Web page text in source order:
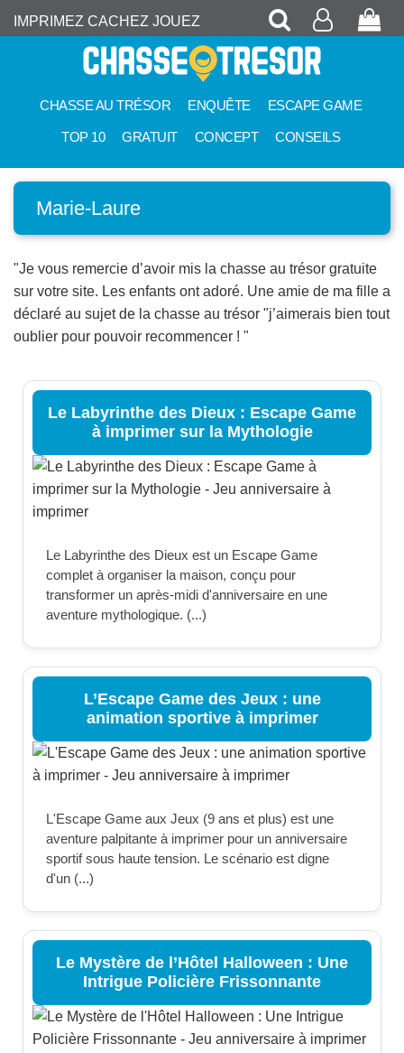
IMPRIMEZ CACHEZ JOUEZ Recherche
Mon
CHASSE AU TRÉSOR ENQUÊTE ESCAPE GAME
TOP 10 GRATUIT CONCEPT CONSEILS
Marie-Laure
"Je vous remercie d’avoir mis la chasse au trésor gratuite
sur votre site. Les enfants ont adoré. Une amie de ma fille a
déclaré au sujet de la chasse au trésor "j’aimerais bien tout
oublier pour pouvoir recommencer ! "
Le Labyrinthe des Dieux : Escape Game
à imprimer sur la Mythologie
Le Labyrinthe des Dieux est un Escape Game
complet à organiser la maison, conçu pour
transformer un après-midi d'anniversaire en une
aventure mythologique. (...)
L’Escape Game des Jeux : une
animation sportive à imprimer
L'Escape Game aux Jeux (9 ans et plus) est une
aventure palpitante à imprimer pour un anniversaire
sportif sous haute tension. Le scénario est digne
d'un (...)
Le Mystère de l’Hôtel Halloween : Une
Intrigue Policière Frissonnante